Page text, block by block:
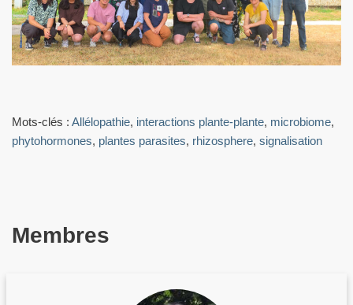
Mots-clés : Allélopathie, interactions plante-plante, microbiome,
phytohormones, plantes parasites, rhizosphere, signalisation
Membres